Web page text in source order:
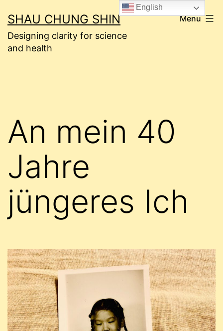
to
content
SHAU CHUNG SHIN
Designing clarity for science
and health
Menu
An mein 40
Jahre
jüngeres Ich
English